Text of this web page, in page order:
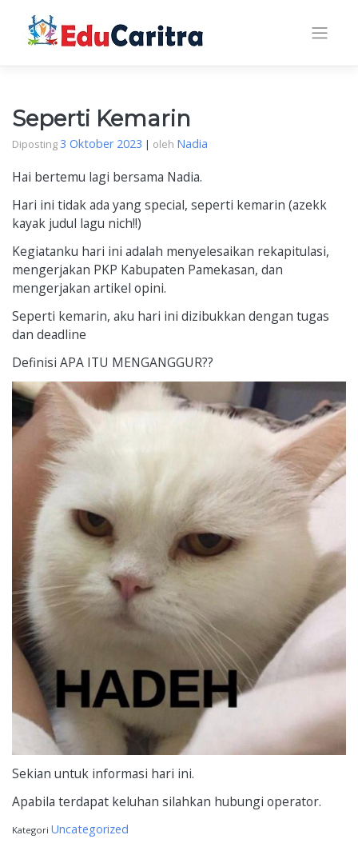
content
Seperti Kemarin
Diposting 3 Oktober 2023 | oleh Nadia
Hai bertemu lagi bersama Nadia.
Hari ini tidak ada yang special, seperti kemarin (azekk
kayak judul lagu nich!!)
Kegiatanku hari ini adalah menyelesaikan rekapitulasi,
mengerjakan PKP Kabupaten Pamekasan, dan
mengerjakan artikel opini.
Seperti kemarin, aku hari ini dizibukkan dengan tugas
dan deadline
Definisi APA ITU MENGANGGUR??
Sekian untuk informasi hari ini.
Apabila terdapat keluhan silahkan hubungi operator.
Kategori Uncategorized